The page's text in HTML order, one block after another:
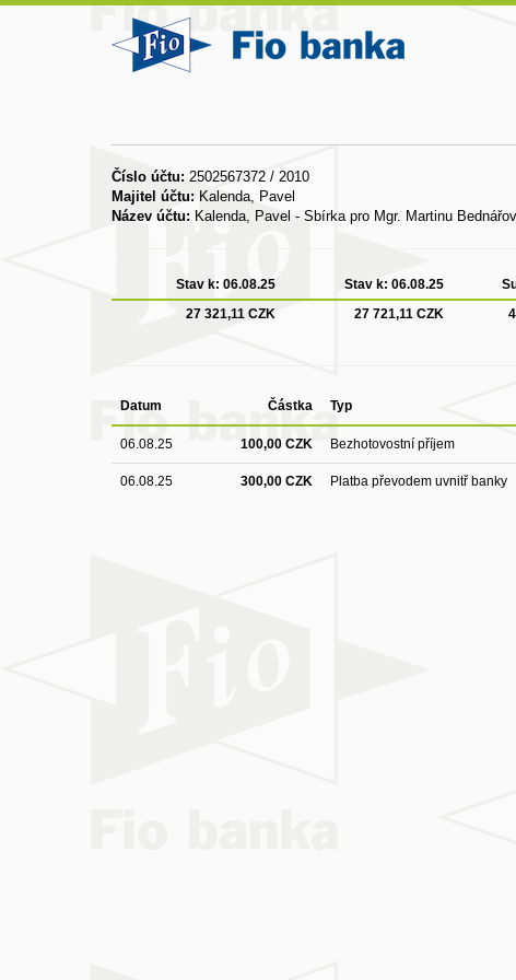
Číslo účtu: 2502567372 / 2010
Majitel účtu: Kalenda, Pavel
Název účtu: Kalenda, Pavel - Sbírka pro Mgr. Martinu
Stav k: 06.08.25 Stav k: 06.08.25
27 321,11 CZK
27 721,11 CZK
Datum Částka Typ
06.08.25 100,00 CZK Bezhotovostní příjem
06.08.25 300,00 CZK Platba převodem uvnitř banky